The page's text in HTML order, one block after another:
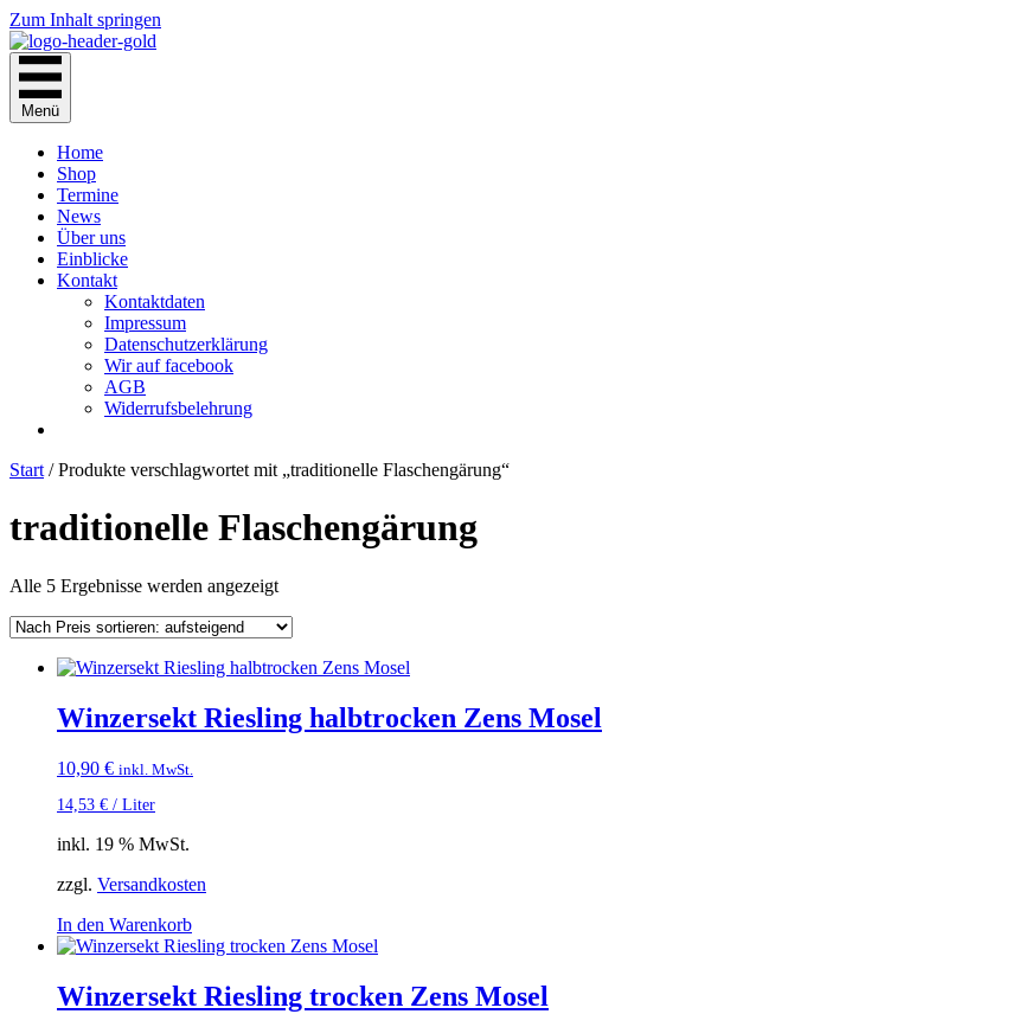
Zum Inhalt springen
Menü
Home
Shop
Termine
News
Über uns
Einblicke
Kontakt
Kontaktdaten
Impressum
Datenschutzerklärung
Wir auf facebook
AGB
Widerrufsbelehrung
Start / Produkte verschlagwortet mit „traditionelle Flaschengärung“
traditionelle Flaschengärung
Alle 5 Ergebnisse werden angezeigtNach
sortiert:
Winzersekt Riesling halbtrocken Zens Mosel
10,90 € inkl. MwSt.
14,53 € / Liter
inkl. 19 % MwSt.
zzgl. Versandkosten
In den Warenkorb
Winzersekt Riesling trocken Zens Mosel